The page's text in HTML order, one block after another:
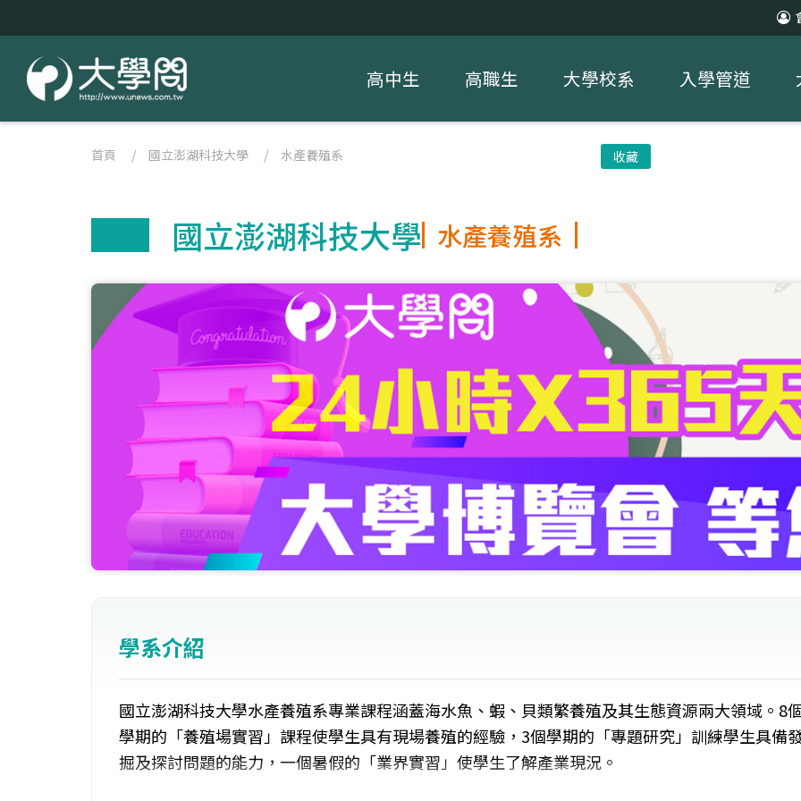
高中生 高職生 大學校系 入學管道
首頁 / 國立澎湖科技大學 / 水產養殖系 收藏
國立澎湖科技大學 水產養殖系
學系介紹
國立澎湖科技大學水產養殖系專業課程涵蓋海水魚、蝦、貝類繁養殖及其生態資源兩大領域。8
學期的「養殖場實習」課程使學生具有現場養殖的經驗，3個學期的「專題研究」訓練學生具備
掘及探討問題的能力，一個暑假的「業界實習」使學生了解產業現況。